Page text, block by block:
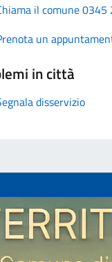
il comune 0345
un
in città
disservizio